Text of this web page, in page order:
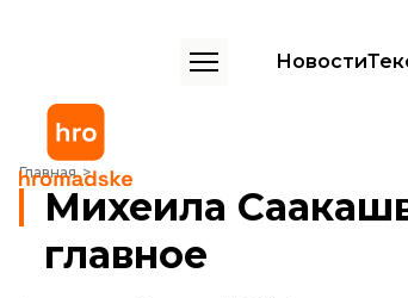
Новости
Главная
Михеила Саакашвили задержали в Киеве: главное
Михеила
главное